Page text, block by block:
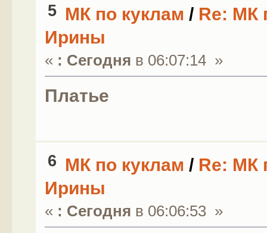
5 МК по куклам / Re: МК
Ирины
« : Сегодня в 06:07:14 »
Платье
6 МК по куклам / Re: МК
Ирины
« : Сегодня в 06:06:53 »